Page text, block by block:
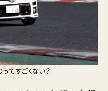
てすごくない？